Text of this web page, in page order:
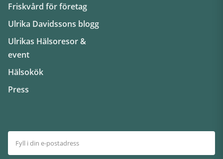
Friskvård för företag
Ulrika Davidssons blogg
Ulrikas Hälsoresor &
event
Hälsokök
Press